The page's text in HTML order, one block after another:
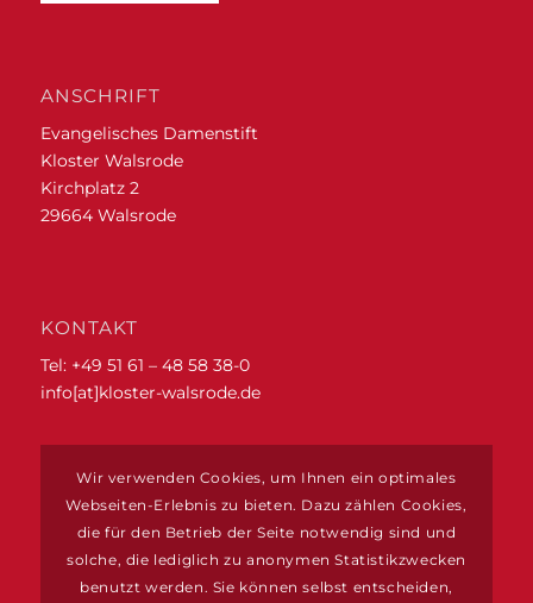
ANSCHRIFT
Evangelisches Damenstift
Kloster Walsrode
Kirchplatz 2
29664 Walsrode
KONTAKT
Tel: +49 51 61 – 48 58 38-0
info[at]kloster-walsrode.de
ZIMMERRESERVIERUNGEN
www.vogelpark-region.de
Wir verwenden Cookies, um Ihnen ein optimales
Webseiten-Erlebnis zu bieten. Dazu zählen Cookies,
die für den Betrieb der Seite notwendig sind und
solche, die lediglich zu anonymen Statistikzwecken
benutzt werden. Sie können selbst entscheiden,